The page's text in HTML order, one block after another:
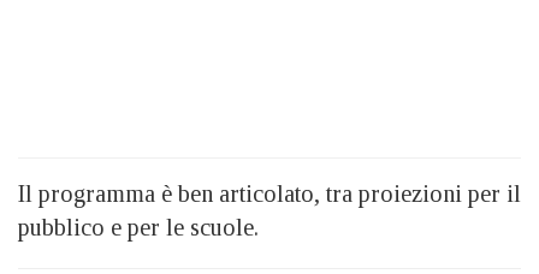
Il programma è ben articolato, tra proiezioni per il
pubblico e per le scuole.